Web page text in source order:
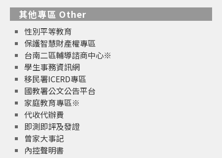
其他專區 Other
性別平等教育
保護智慧財產權專區
台南二區輔導諮商中心※
學生事務資訊網
移民署ICERD專區
國教署公文公告平台
家庭教育專區※
代收代辦費
即測即評及發證
曾家大事記
內控聲明書